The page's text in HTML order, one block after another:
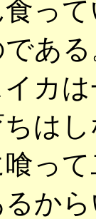
食っ
あ
カ
は
っ
か